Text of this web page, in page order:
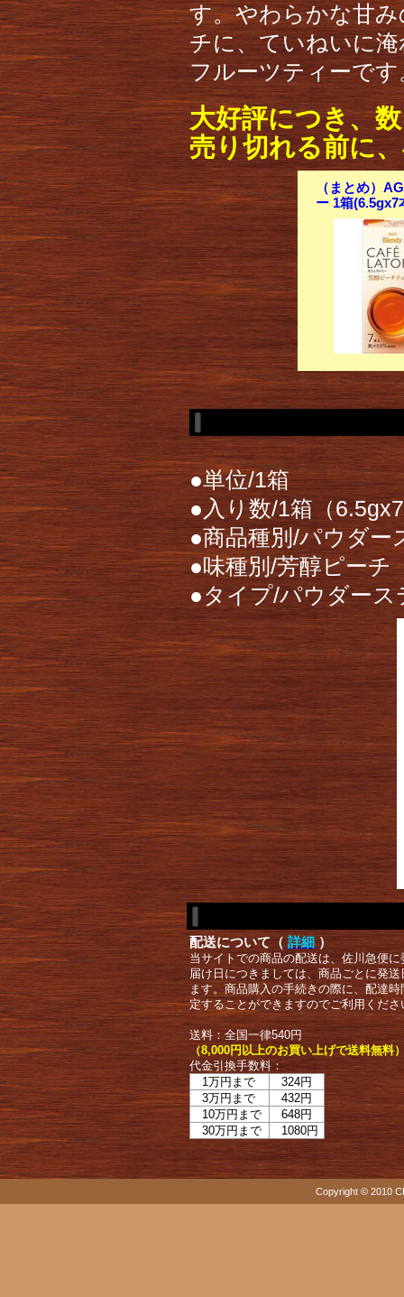
す。やわらかな甘
チに、ていねいに
フルーツティーです
大好評につき、
売り切れる前に
（まとめ）
ー 1箱(6.5gx7
●単位/1箱
●入り数/1箱（
●商品種別/パウダー
●味種別/芳醇ピーチ
●タイプ/パウダー
配送について（ 詳細 ）
当サイトでの商品の配送は、佐川急便
届け日につきましては、商品ごとに発
ます。商品購入の手続きの際に、配達
定することができますのでご利用くださ
送料：全国一律540円
（8,000円以上のお買い上げで送料無料
代金引換手数料：
1万円まで
324円
3万円まで
432円
10万円まで
648円
30万円まで
1080円
Copyright © 2010